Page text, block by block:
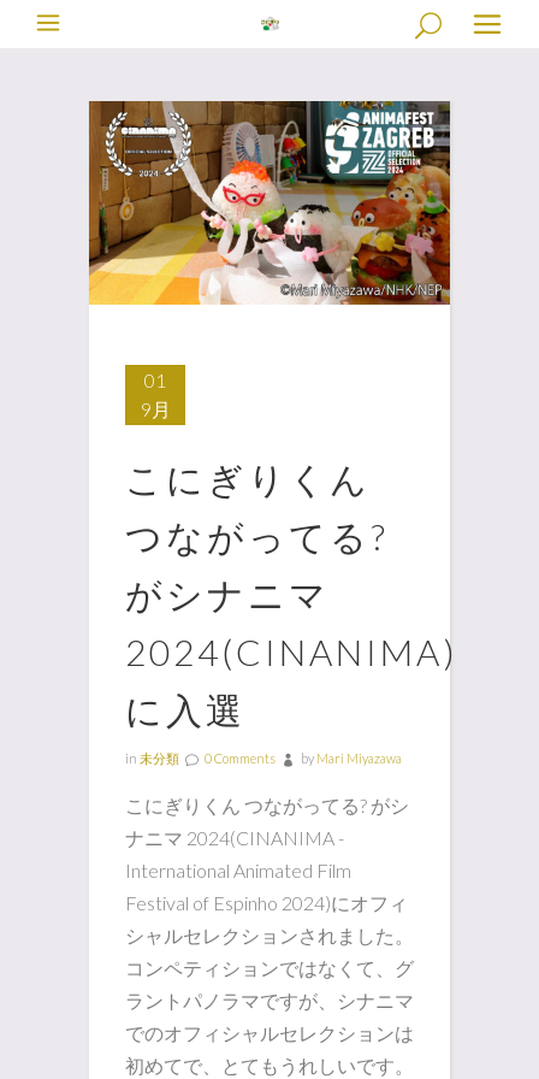
01
9月
こにぎりくん
つながってる?
がシナニマ
2024(CINANIMA)
に入選
in 未分類 0 Comments by Mari Miyazawa
こにぎりくん つながってる? がシ
ナニマ 2024(CINANIMA -
International Animated Film
Festival of Espinho 2024)にオフィ
シャルセレクションされました。
コンペティションではなくて、グ
ラントパノラマですが、シナニマ
でのオフィシャルセレクションは
初めてで、とてもうれしいです。